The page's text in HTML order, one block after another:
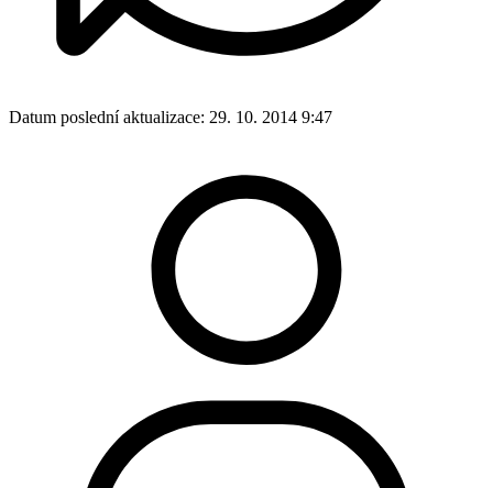
Datum poslední aktualizace: 29. 10. 2014 9:47